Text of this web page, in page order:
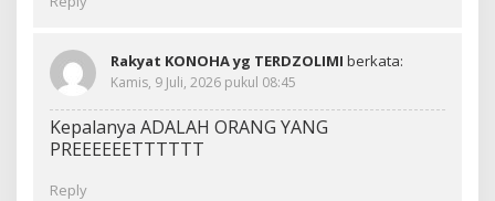
Rakyat KONOHA yg TERDZOLIMI berkata:
Kamis, 9 Juli, 2026 pukul 08:45
Kepalanya ADALAH ORANG YANG
PREEEEEETTTTTT
Reply